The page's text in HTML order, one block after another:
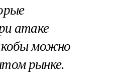
атаке
можно
рынке.